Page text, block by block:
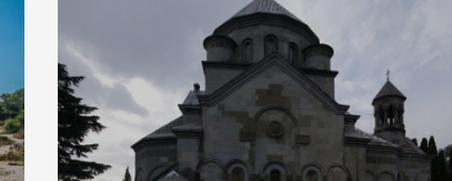
називаються «повстяками» (postaki)…” “Вино. Крим
виробляє відмінне вино і його вдосталь: воно все
легке біле і дуже […]